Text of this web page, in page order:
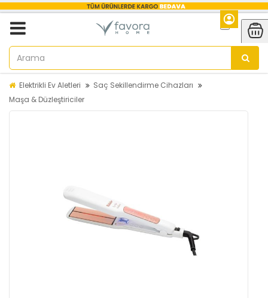
Elektrikli Ev Aletleri
Saç Sekillendirme Cihazları
Maşa & Düzleştiriciler